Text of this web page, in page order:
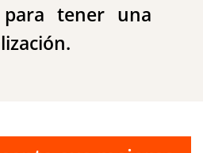
tener una